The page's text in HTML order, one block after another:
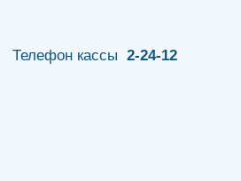
Телефон кассы 2-24-12